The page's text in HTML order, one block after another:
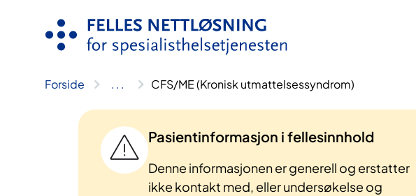
Forside .. . CFS/ME (Kronisk utmattelsessyndrom)
Pasientinformasjon i fellesinnhold
Denne informasjonen er generell og erstatter
ikke kontakt med, eller undersøkelse og